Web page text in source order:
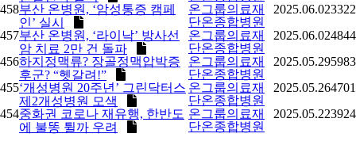
458부산 온병원, ‘암성통증 캠페
인’ 실시
온그룹의료재
단온종합병원
2025.06.023322
457부산 온병원, ‘라이낙’ 방사선
암 치료 2만 건 돌파
온그룹의료재
단온종합병원
2025.06.024844
456하지정맥류? 장골정맥압박증
후군? “헷갈려!”
온그룹의료재
단온종합병원
2025.05.295983
455‘개성병원 20주년’ 그린닥터스
제2개성병원 모색
온그룹의료재
단온종합병원
2025.05.264701
454중화권 코로나 재유행, 한반도
에 불똥 튈까 우려
온그룹의료재
단온종합병원
2025.05.223924